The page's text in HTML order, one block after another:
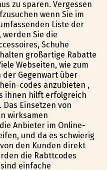
zu sparen. Vergessen
wenn Sie im
Liste der
Sie die
Schuhe
großartige Rabatte
Webseiten, wie zum
der Gegenwart über
codes anzubieten ,
ihnen hilft erfolgreich
Einsetzen von
wirksamen
Anbieter im Online-
und da es schwierig
den Kunden direkt
die Rabttcodes
einfache